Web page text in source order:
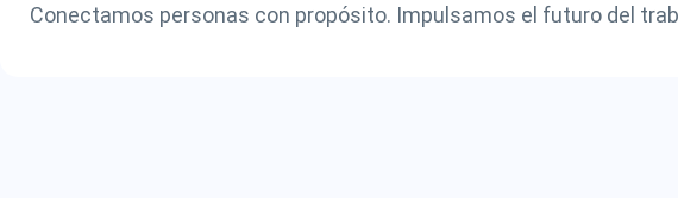
Conectamos personas con propósito. Impulsamos el futuro del